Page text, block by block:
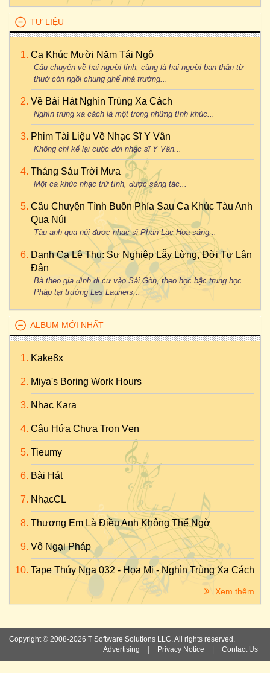
TƯ LIỆU
Ca Khúc Mười Năm Tái Ngộ
Câu chuyện về hai người lính, cũng là hai người bạn thân từ
thuở còn ngồi chung ghế nhà trường...
Về Bài Hát Nghìn Trùng Xa Cách
Nghìn trùng xa cách là một trong những tình khúc...
Phim Tài Liệu Về Nhạc Sĩ Y Vân
Không chỉ kể lại cuộc đời nhạc sĩ Y Vân...
Tháng Sáu Trời Mưa
Một ca khúc nhạc trữ tình, được sáng tác...
Câu Chuyện Tình Buồn Phía Sau Ca Khúc Tàu Anh
Qua Núi
Tàu anh qua núi được nhạc sĩ Phan Lạc Hoa sáng...
Danh Ca Lệ Thu: Sự Nghiệp Lẫy Lừng, Đời Tư Lận
Đận
Bà theo gia đình di cư vào Sài Gòn, theo học bậc trung học
Pháp tại trường Les Lauriers...
ALBUM MỚI NHẤT
Kake8x
Miya's Boring Work Hours
Nhac Kara
Câu Hứa Chưa Trọn Vẹn
Tieumy
Bài Hát
NhạcCL
Thương Em Là Điều Anh Không Thể Ngờ
Vô Ngại Pháp
Tape Thúy Nga 032 - Họa Mi - Nghìn Trùng Xa Cách
Xem thêm
Copyright © 2008-2026 T Software Solutions LLC. All rights reserved.
Advertising
Privacy Notice Contact Us